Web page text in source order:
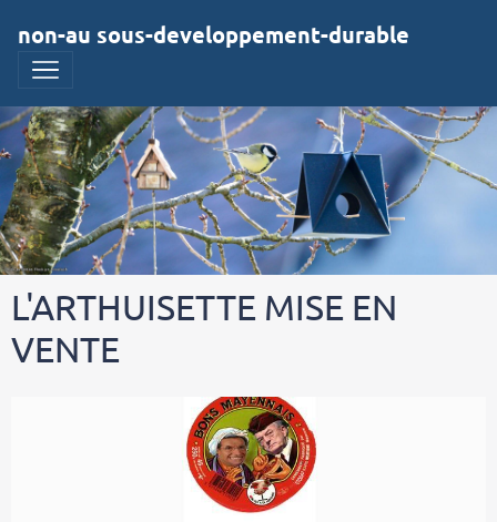
non-au sous-developpement-durable
L'ARTHUISETTE MISE EN
VENTE